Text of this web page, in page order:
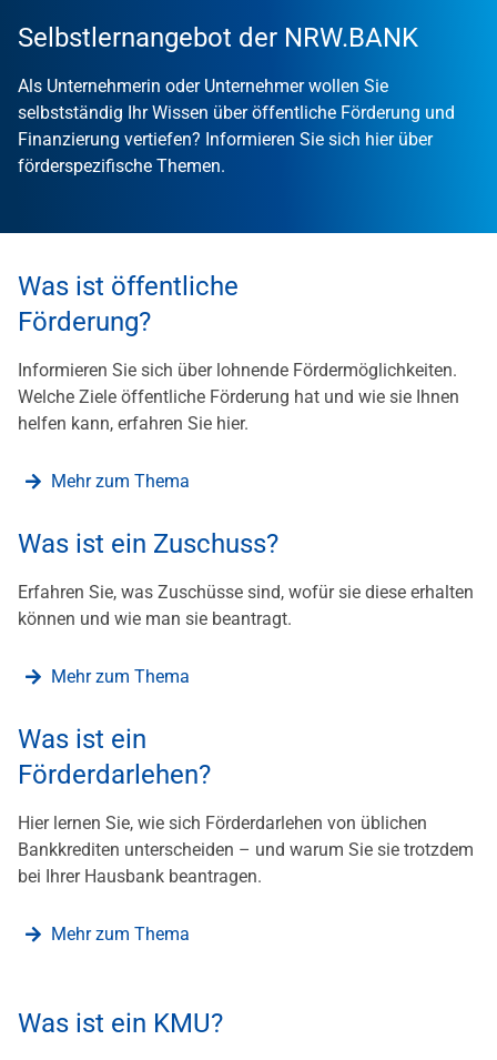
Selbstlernangebot der NRW.BANK
Als Unternehmerin oder Unternehmer wollen Sie
selbstständig Ihr Wissen über öffentliche Förderung und
Finanzierung vertiefen? Informieren Sie sich hier über
förderspezifische Themen.
Was ist öffentliche
Förderung?
Informieren Sie sich über lohnende Fördermöglichkeiten.
Welche Ziele öffentliche Förderung hat und wie sie Ihnen
helfen kann, erfahren Sie hier.
Mehr zum Thema
Was ist ein Zuschuss?
Erfahren Sie, was Zuschüsse sind, wofür sie diese erhalten
können und wie man sie beantragt.
Mehr zum Thema
Was ist ein
Förderdarlehen?
Hier lernen Sie, wie sich Förderdarlehen von üblichen
Bankkrediten unterscheiden – und warum Sie sie trotzdem
bei Ihrer Hausbank beantragen.
Mehr zum Thema
Was ist ein KMU?